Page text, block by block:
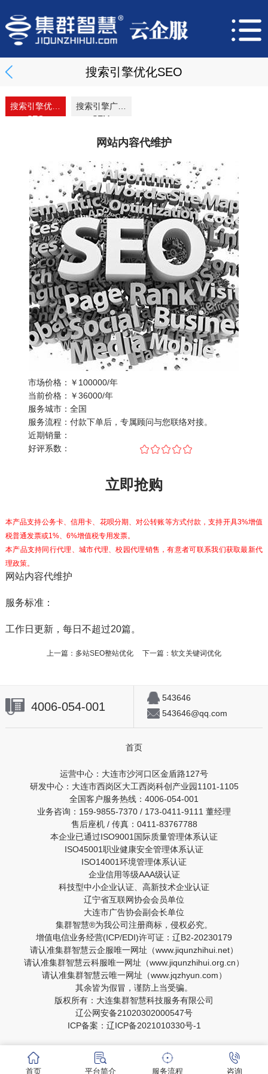
搜索引擎优化SEO
搜索引擎优化
SEO
搜索引擎广告
SEM
网站内容代维护
市场价格： ￥100000/年
当前价格： ￥36000/年
服务城市： 全国
服务流程： 付款下单后，专属顾问与您联络对接。
近期销量：
好评系数：
立即抢购
本产品支持公务卡、信用卡、花呗分期、对公转账等方式付款，支持开具3%增值
税普通发票或1%、6%增值税专用发票。
本产品支持同行代理、城市代理、校园代理销售，有意者可联系我们获取最新代
理政策。
网站内容代维护
服务标准：
工作日更新，每日不超过20篇。
上一篇： 多站SEO整站优化下一篇： 软文关键词优化
4006-054-001
543646
543646@qq.com
首页
运营中心：大连市沙河口区金盾路127号
研发中心：大连市西岗区大工西岗科创产业园1101-1105
全国客户服务热线：4006-054-001
业务咨询：159-9855-7370 / 173-0411-9111 董经理
售后座机 / 传真：0411-83767788
本企业已通过ISO9001国际质量管理体系认证
ISO45001职业健康安全管理体系认证
ISO14001环境管理体系认证
企业信用等级AAA级认证
科技型中小企业认证、高新技术企业认证
辽宁省互联网协会会员单位
大连市广告协会副会长单位
集群智慧®为我公司注册商标，侵权必究。
增值电信业务经营(ICP/EDI)许可证：辽B2-20230179
请认准集群智慧云企服唯一网址（www.jiqunzhihui.net）
请认准集群智慧云科服唯一网址（www.jiqunzhihui.org.cn）
请认准集群智慧云唯一网址（www.jqzhyun.com）
其余皆为假冒，谨防上当受骗。
版权所有：大连集群智慧科技服务有限公司
辽公网安备21020302000547号
ICP备案：辽ICP备2021010330号-1
首页 平台简介 服务流程 咨询